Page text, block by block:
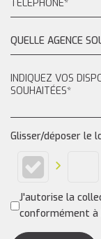
QUELLE AGENCE
Glisser/déposer le
J'autorise la
conformément à